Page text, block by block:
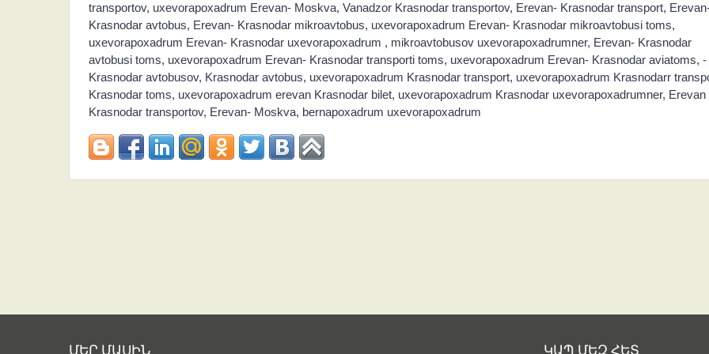
transportov, uxevorapoxadrum Erevan- Moskva, Vanadzor Krasnodar transportov, Erevan- Krasnodar transport,
Krasnodar avtobus, Erevan- Krasnodar mikroavtobus, uxevorapoxadrum Erevan- Krasnodar mikroavtobusi toms,
uxevorapoxadrum Erevan- Krasnodar uxevorapoxadrum , mikroavtobusov uxevorapoxadrumner, Erevan- Krasnodar
avtobusi toms, uxevorapoxadrum Erevan- Krasnodar transporti toms, uxevorapoxadrum Erevan- Krasnodar aviatoms, -
Krasnodar avtobusov, Krasnodar avtobus, uxevorapoxadrum Krasnodar transport, uxevorapoxadrum Krasnodarr
Krasnodar toms, uxevorapoxadrum erevan Krasnodar bilet, uxevorapoxadrum Krasnodar uxevorapoxadrumner, Erevan
Krasnodar transportov, Erevan- Moskva, bernapoxadrum uxevorapoxadrum
ՄԵՐ ՄԱՍԻՆ ԿԱՊ ՄԵԶ ՀԵՏ